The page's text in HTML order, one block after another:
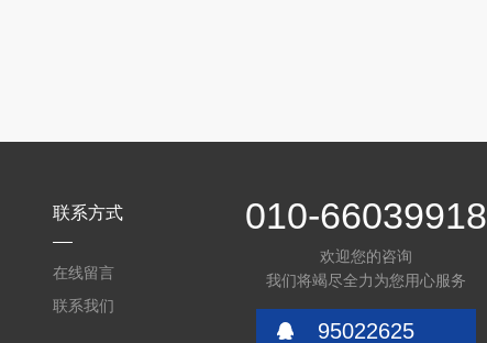
联系方式
在线留言
联系我们
010-66039918
欢迎您的咨询
我们将竭尽全力为您用心服务
95022625